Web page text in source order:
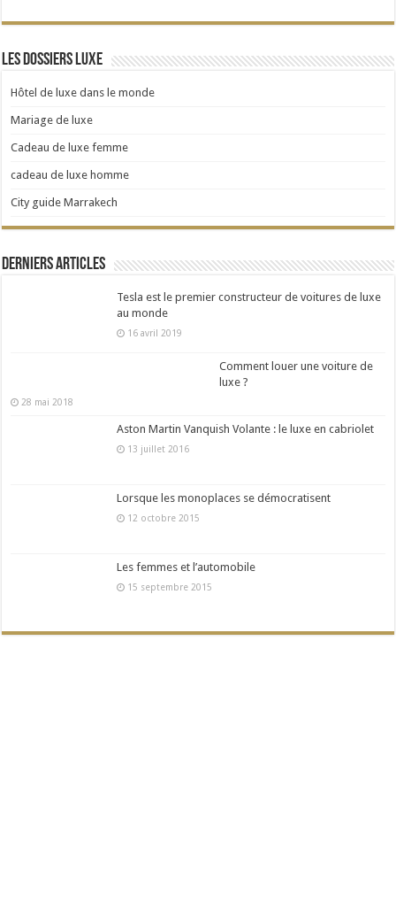
Les dossiers Luxe
Hôtel de luxe dans le monde
Mariage de luxe
Cadeau de luxe femme
cadeau de luxe homme
City guide Marrakech
Derniers articles
Tesla est le premier constructeur de voitures de luxe
au monde
16 avril 2019
Comment louer une voiture de
luxe ?
28 mai 2018
Aston Martin Vanquish Volante : le luxe en cabriolet
13 juillet 2016
Lorsque les monoplaces se démocratisent
12 octobre 2015
Les femmes et l’automobile
15 septembre 2015